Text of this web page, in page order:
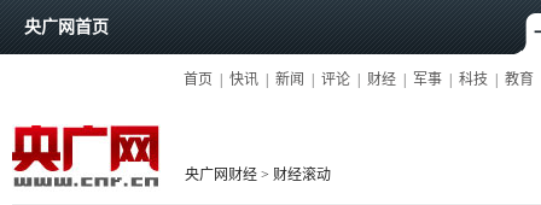
央广网首页
首页 快讯 新闻 评论 财经 军事 科技 教育
央广网财经 > 财经滚动